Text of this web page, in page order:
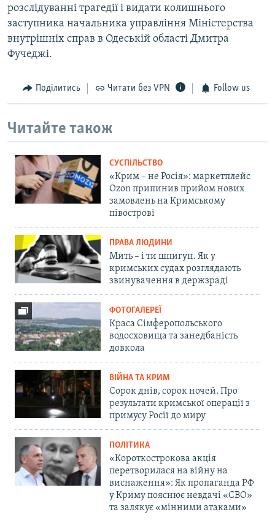
розслідуванні трагедії і видати колишнього
заступника начальника управління Міністерства
внутрішніх справ в Одеській області Дмитра
Фучеджі.
Поділитись Читати без VPN Follow us
Читайте також
СУСПІЛЬСТВО
«Крим – не Росія»: маркетплейс
Ozon припинив прийом нових
замовлень на Кримському
півострові
ПРАВА ЛЮДИНИ
Мить – і ти шпигун. Як у
кримських судах розглядають
звинувачення в держзраді
ФОТОГАЛЕРЕЇ
Краса Сімферопольського
водосховища та занедбаність
довкола
ВІЙНА ТА КРИМ
Сорок днів, сорок ночей. Про
результати кримської операції з
примусу Росії до миру
ПОЛІТИКА
«Короткострокова акція
перетворилася на війну на
виснаження»: Як пропаганда РФ
у Криму пояснює невдачі «СВО»
та залякує «мінними атаками»